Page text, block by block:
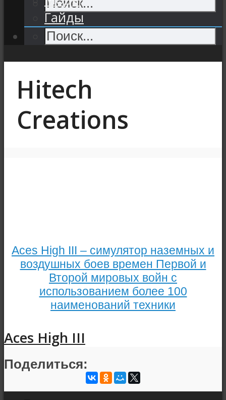
Гайды
Hitech
Creations
Aces High III – симулятор наземных и
воздушных боев времен Первой и
Второй мировых войн с
использованием более 100
наименований техники
Aces High III
Поделиться: